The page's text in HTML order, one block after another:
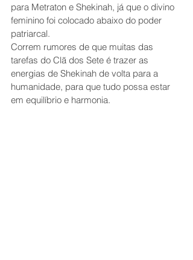
para Metraton e Shekinah, já que o divino
feminino foi colocado abaixo do poder
patriarcal.
Correm rumores de que muitas das
tarefas do Clã dos Sete é trazer as
energias de Shekinah de volta para a
humanidade, para que tudo possa estar
em equilíbrio e harmonia.